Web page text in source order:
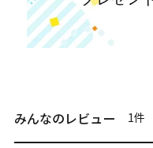
みんなのレビュー 1件